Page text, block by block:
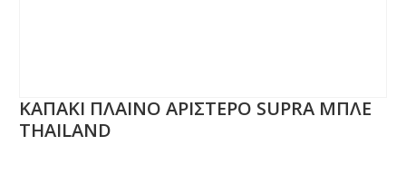
ΚΑΠΑΚΙ ΠΛΑΙΝΟ ΑΡΙΣΤΕΡΟ SUΡRΑ ΜΠΛΕ
ΤΗΑΙLΑΝD